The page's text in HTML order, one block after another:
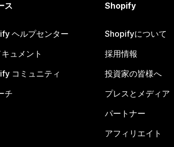
ス
ヘルプセンター
ュメント
コミュニティ
チ
Shopify
Shopifyについて
採用情報
投資家の皆様へ
プレスとメディア
パートナー
アフィリエイト